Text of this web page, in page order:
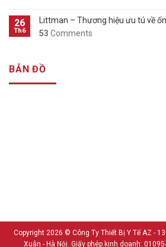
26
Th6
Littman – Thương hiệu ưu tú về
53 Comments
BẢN ĐỒ
Copyright 2026 © Công Ty Thiết Bị Y Tế AZ -
Xuân - Hà Nội. Giấy phép kinh doanh: